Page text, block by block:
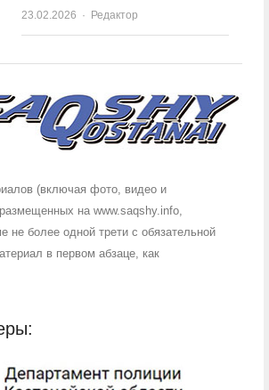
23.02.2026 Author
Редактор
(включая фото, видео и
на www.saqshy.info,
не более одной трети с обязательной
в первом абзаце, как